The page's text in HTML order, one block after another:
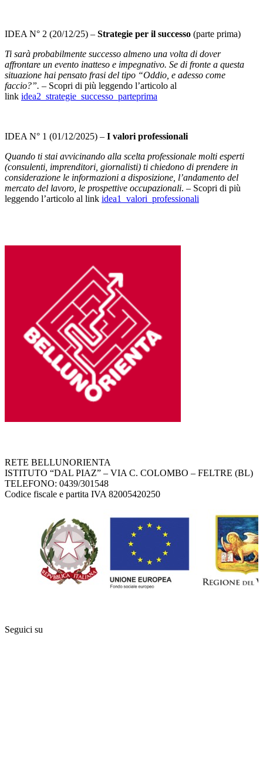
IDEA N° 2 (20/12/25) – Strategie per il successo (parte prima)
Ti sarà probabilmente successo almeno una volta di dover
affrontare un evento inatteso e impegnativo. Se di fronte a questa
situazione hai pensato frasi del tipo “Oddio, e adesso come
faccio?”. – Scopri di più leggendo l’articolo al
link idea2_strategie_successo_parteprima
IDEA N° 1 (01/12/2025) – I valori professionali
Quando ti stai avvicinando alla scelta professionale molti esperti
(consulenti, imprenditori, giornalisti) ti chiedono di prendere in
considerazione le informazioni a disposizione, l’andamento del
mercato del lavoro, le prospettive occupazionali. – Scopri di più
leggendo l’articolo al link idea1_valori_professionali
RETE BELLUNORIENTA
ISTITUTO “DAL PIAZ” – VIA C. COLOMBO – FELTRE (BL)
TELEFONO: 0439/301548
Codice fiscale e partita IVA 82005420250
Seguici su